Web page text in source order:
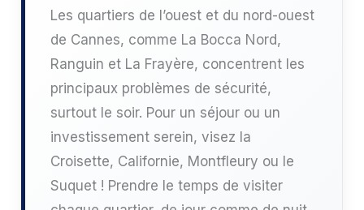
Les quartiers de l’ouest et du nord-ouest
de Cannes, comme La Bocca Nord,
Ranguin et La Frayère, concentrent les
principaux problèmes de sécurité,
surtout le soir. Pour un séjour ou un
investissement serein, visez la
Croisette, Californie, Montfleury ou le
Suquet ! Prendre le temps de visiter